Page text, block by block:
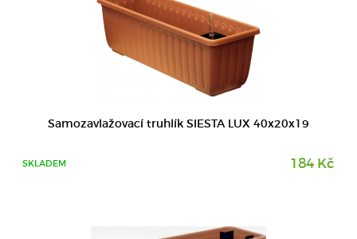
Samozavlažovací truhlík SIESTA LUX 40x20x19
SKLADEM 184 Kč